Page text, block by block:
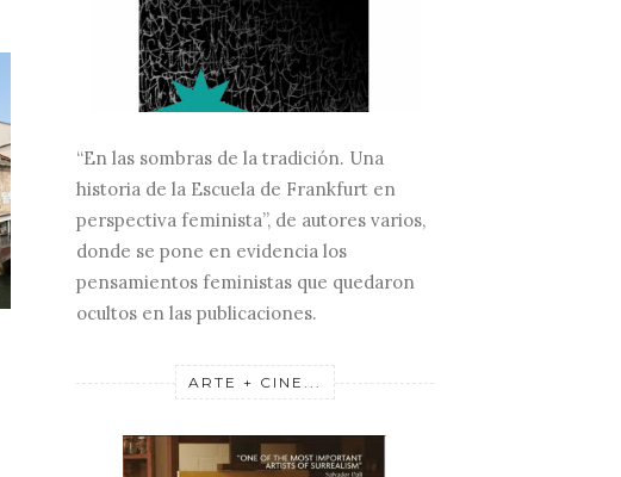
LA HIJA ESCRIBE SOBRE
LA OBRA DE LA...
ACERO EN EQUILIBRIO
“En las sombras de la tradición. Una
historia de la Escuela de Frankfurt en
perspectiva feminista”, de autores varios,
donde se pone en evidencia los
pensamientos feministas que quedaron
ocultos en las publicaciones.
ARTE + CINE...